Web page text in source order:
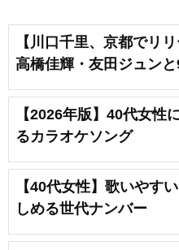
【川口千里、京都でリ
高橋佳輝・友田ジュン
【2026年版】40代女性
るカラオケソング
【40代女性】歌いやす
しめる世代ナンバー